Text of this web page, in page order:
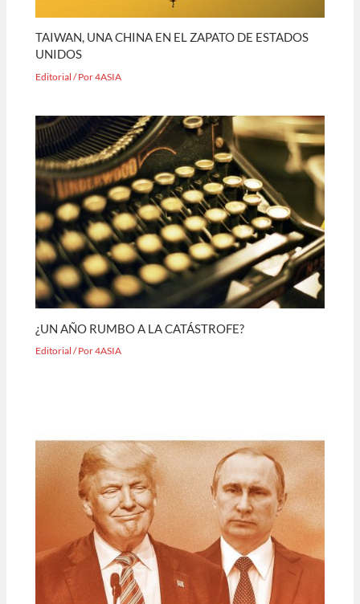
TAIWAN, UNA CHINA EN EL ZAPATO DE ESTADOS
UNIDOS
Editorial / Por4ASIA
¿UN AÑO RUMBO A LA CATÁSTROFE?
Editorial / Por4ASIA